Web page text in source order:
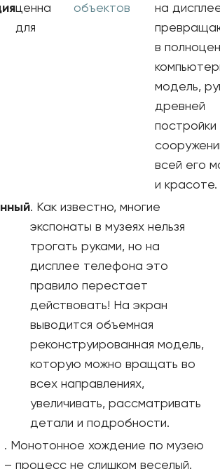
ценна
для
объектов
на
в
модель,
древней
постройки
всей его
и красоте.
. Как известно, многие
экспонаты в музеях нельзя
трогать руками, но на
дисплее телефона это
правило перестает
действовать! На экран
выводится объемная
реконструированная модель,
которую можно вращать во
всех направлениях,
увеличивать, рассматривать
детали и подробности.
. Монотонное хождение по музею
– процесс не слишком веселый.